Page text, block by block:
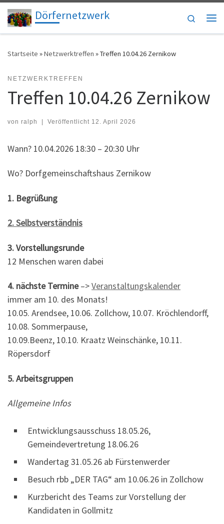
Zum Inhalt springen
Dörfernetzwerk
Search
Startseite »Netzwerktreffen »Treffen 10.04.26 Zernikow
NETZWERKTREFFEN
Treffen 10.04.26 Zernikow
von ralph | Veröffentlicht 12. April 2026
Wann? 10.04.2026 18:30 – 20:30 Uhr
Wo? Dorfgemeinschaftshaus Zernikow
1. Begrüßung
2. Selbstverständnis
3. Vorstellungsrunde
12 Menschen waren dabei
4. nächste Termine–>Veranstaltungskalender
immer am 10. des Monats!
10.05. Arendsee, 10.06. Zollchow, 10.07. Kröchlendorff,
10.08. Sommerpause,
10.09.Beenz, 10.10. Kraatz Weinschänke, 10.11.
Röpersdorf
5. Arbeitsgruppen
Allgemeine Infos
Entwicklungsausschuss 18.05.26,
Gemeindevertretung 18.06.26
Wandertag 31.05.26 ab Fürstenwerder
Besuch rbb „DER TAG“ am 10.06.26 in Zollchow
Kurzbericht des Teams zur Vorstellung der
Kandidaten in Gollmitz